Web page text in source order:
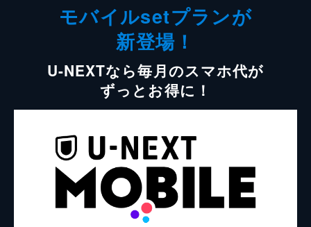
モバイルsetプランが
新登場！
U-NEXTなら毎月のスマホ代が
ずっとお得に！